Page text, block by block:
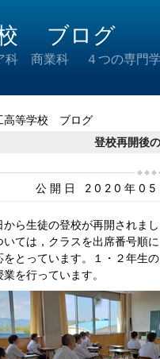
校 ブログ
商業科 ４つの専門学
高等学校 ブログ
登校再開後
公開日 2020年
から生徒の登校が再開されま
いては，クラスを出席番号順
をとっています。１・２年生
業を行っています。